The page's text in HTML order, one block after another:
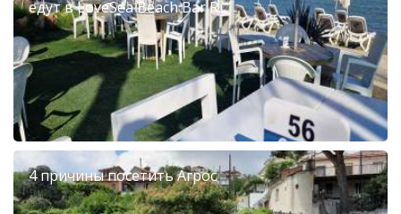
едут в LoveSea Beach Bar R...
4 причины посетить Агрос